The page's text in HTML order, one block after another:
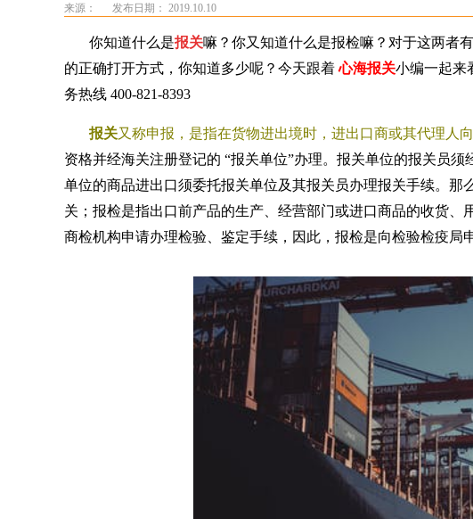
来源： 发布日期： 2019.10.10
你知道什么是报关嘛？你又知道什么是报检嘛？对于这两者
的正确打开方式，你知道多少呢？今天跟着心海报关小编一起来
务热线 400-821-8393
报关又称申报，是指在货物进出境时，进出口商或其代理人
资格并经海关注册登记的 “报关单位”办理。报关单位的报关员
单位的商品进出口须委托报关单位及其报关员办理报关手续。
关；报检是指出口前产品的生产、经营部门或进口商品的收货
商检机构申请办理检验、鉴定手续，因此，报检是向检验检疫局